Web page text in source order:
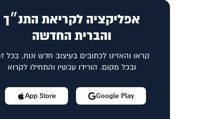
אפליקציה לקריאת התנ״ך
והברית החדשה
קראו והאזינו לכתובים בעיצוב חדש ונוח, בכל
ובכל מקום. הורידו עכשיו והתחילו לקרוא
App Store Google Play